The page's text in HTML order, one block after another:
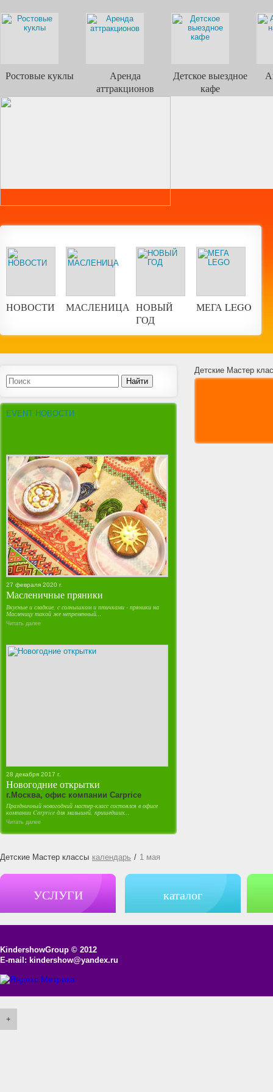
Ростовые куклы
Аренда
аттракционов
Детское выездное
кафе
НОВОСТИ МАСЛЕНИЦА НОВЫЙ
ГОД
МЕГА LEGO
EVENT НОВОСТИ
27 февраля 2020 г.
Масленичные пряники
Вкусные и сладкие, с солнышком и птичками - пряники на
Масленицу такой же непременный...
Читать далее
28 декабря 2017 г.
Новогодние открытки
г.Москва, офис компании Carprice
Праздничный новогодний мастер-класс состоялся в офисе
компании Carprice для малышей, пришедших...
Читать далее
Детские Мастер
Детские Мастер классы календарь / 1 мая
УСЛУГИ каталог
KindershowGroup © 2012
E-mail: kindershow@yandex.ru
+